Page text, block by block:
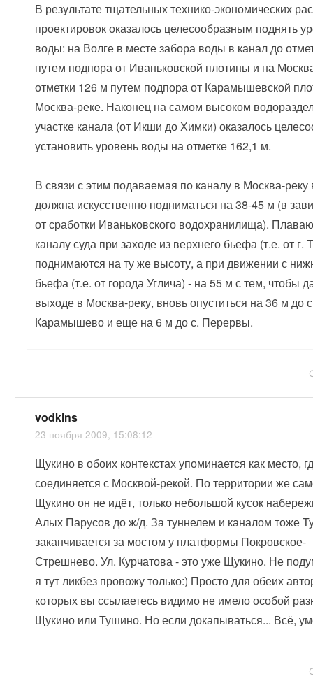
В результате тщательных технико-экономических
проектировок оказалось целесообразным поднять
воды: на Волге в месте забора воды в канал до
путем подпора от Иваньковской плотины и на
отметки 126 м путем подпора от Карамышевской
Москва-реке. Наконец на самом высоком
участке канала (от Икши до Химки) оказалось
установить уровень воды на отметке 162,1 м.
В связи с этим подаваемая по каналу в Москва-реку
должна искусственно подниматься на 38-45 м (в
от сработки Иваньковского водохранилища).
каналу суда при заходе из верхнего бьефа (т.е. от г.
поднимаются на ту же высоту, а при движении с
бьефа (т.е. от города Углича) - на 55 м с тем, чтобы
выходе в Москва-реку, вновь опуститься на 36 м до
Карамышево и еще на 6 м до с. Перервы.
vodkins
23 ноября 2009, 15:08:12
Щукино в обоих контекстах упоминается как место,
соединяется с Москвой-рекой. По территории же
Щукино он не идёт, только небольшой кусок
Алых Парусов до ж/д. За туннелем и каналом тоже
заканчивается за мостом у платформы Покровское-
Стрешнево. Ул. Курчатова - это уже Щукино. Не
я тут ликбез провожу только:) Просто для обеих
которых вы ссылаетесь видимо не имело особой
Щукино или Тушино. Но если докапываться... Всё,